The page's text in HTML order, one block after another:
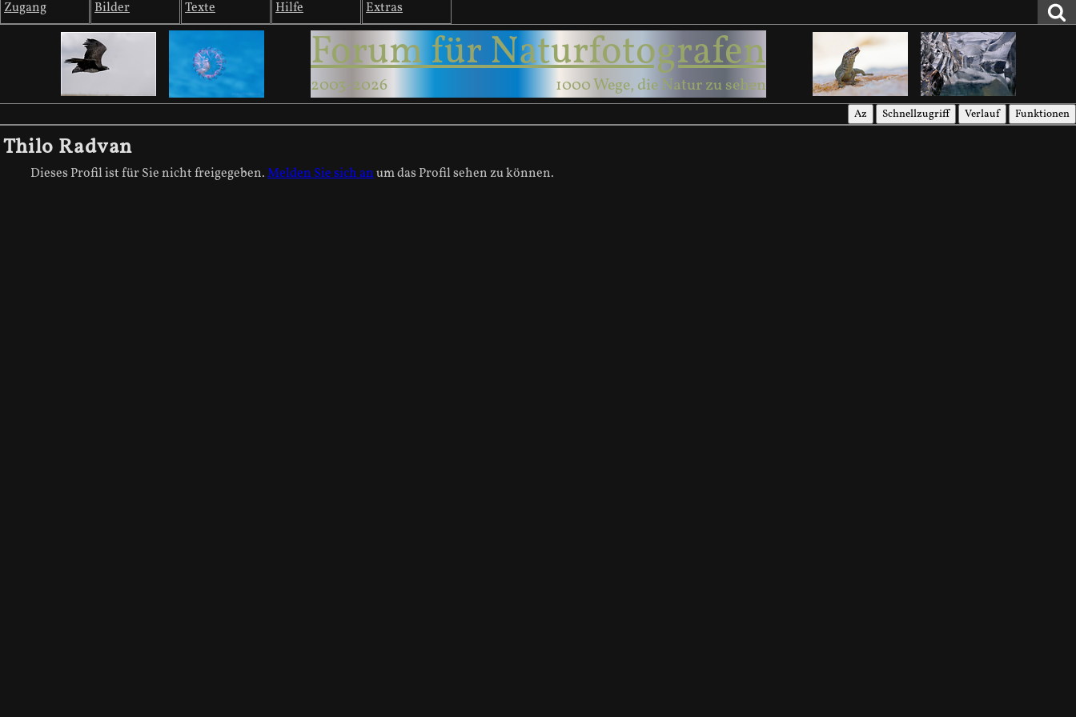
Zugang Bilder Texte Hilfe Extras
Forum für Naturfotografen
2003-2026 1000 Wege, die Natur zu sehen
Az Schnellzugriff Verlauf Funktionen
Thilo Radvan
Dieses Profil ist für Sie nicht freigegeben.Melden Sie sich anum das Profil sehen zu können.